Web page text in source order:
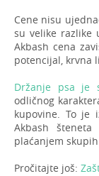
Cene nisu
su velike razlike
Akbash cena
potencijal, krvna
Držanje psa je
odličnog
kupovine. To je
Akbash
plaćanjem
Pročitajte još: